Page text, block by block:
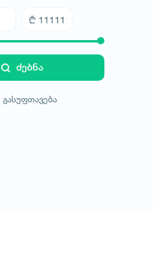
ძებნა
გასუფთავება